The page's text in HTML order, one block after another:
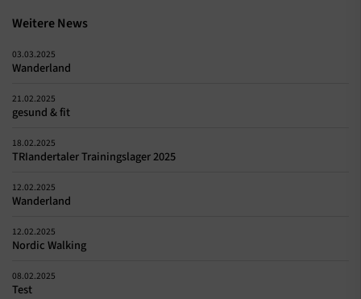
Weitere News
03.03.2025
Wanderland
21.02.2025
gesund & fit
18.02.2025
TRIandertaler Trainingslager 2025
12.02.2025
Wanderland
12.02.2025
Nordic Walking
08.02.2025
Test